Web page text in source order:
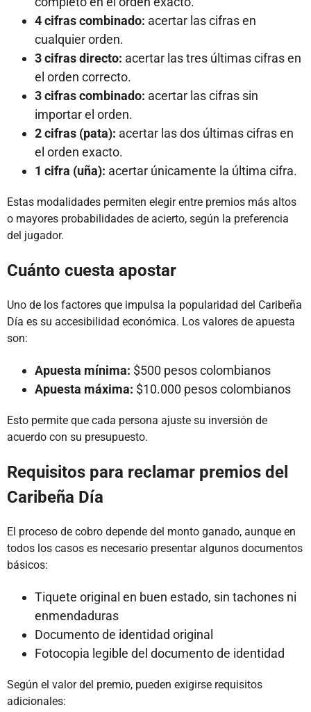
4 cifras combinado: acertar las cifras en
cualquier orden.
3 cifras directo: acertar las tres últimas cifras en
el orden correcto.
3 cifras combinado: acertar las cifras sin
importar el orden.
2 cifras (pata): acertar las dos últimas cifras en
el orden exacto.
1 cifra (uña): acertar únicamente la última cifra.
Estas modalidades permiten elegir entre premios más altos
o mayores probabilidades de acierto, según la preferencia
del jugador.
Cuánto cuesta apostar
Uno de los factores que impulsa la popularidad del Caribeña
Día es su accesibilidad económica. Los valores de apuesta
son:
Apuesta mínima: $500 pesos colombianos
Apuesta máxima: $10.000 pesos colombianos
Esto permite que cada persona ajuste su inversión de
acuerdo con su presupuesto.
Requisitos para reclamar premios del
Caribeña Día
El proceso de cobro depende del monto ganado, aunque en
todos los casos es necesario presentar algunos documentos
básicos:
Tiquete original en buen estado, sin tachones ni
enmendaduras
Documento de identidad original
Fotocopia legible del documento de identidad
Según el valor del premio, pueden exigirse requisitos
adicionales: